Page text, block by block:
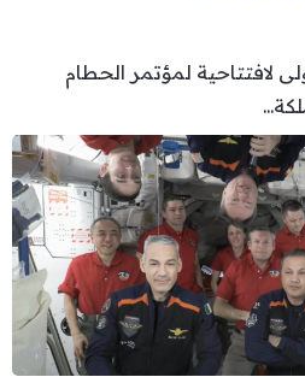
لافتتاحية لمؤتمر الحطام